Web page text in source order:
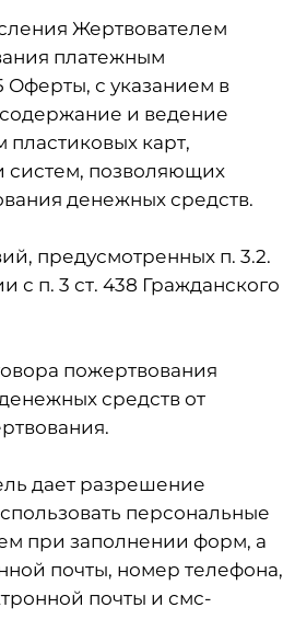
Жертвователем
платежным
Оферты, с указанием в
содержание и ведение
пластиковых карт,
систем, позволяющих
денежных средств.
предусмотренных п. 3.2.
с п. 3 ст. 438 Гражданского
пожертвования
средств от
дает разрешение
персональные
при заполнении форм, а
почты, номер телефона,
почты и смс-